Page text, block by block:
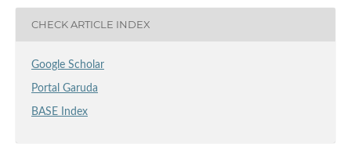
CHECK ARTICLE INDEX
Google Scholar
Portal Garuda
BASE Index